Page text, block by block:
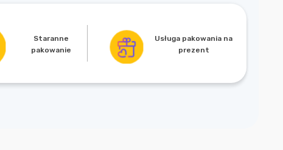
Staranne
pakowanie
Usługa pakowania na
prezent